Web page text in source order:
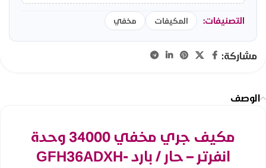
التصنيفات: المكيفات مخفي
مشاركة:
الوصف
مكيف جري مخفي 34000 وحدة
انفرتر – حار / بارد GFH36ADXH-